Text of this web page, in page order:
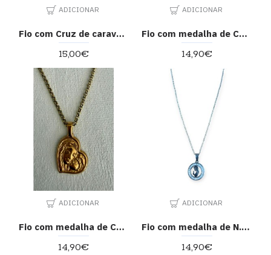
Fio com Cruz de caravaca
15,00€
ADICIONAR
Fio com medalha de Coração
14,90€
ADICIONAR
Fio com medalha de Coração
14,90€
ADICIONAR
Fio com medalha de N. Sra.
14,90€
ADICIONAR